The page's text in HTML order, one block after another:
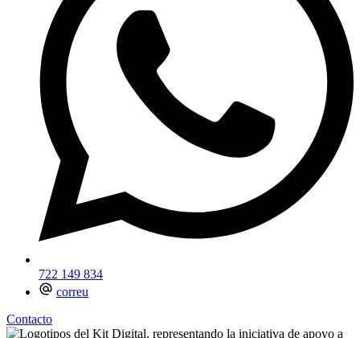
722 149 834
correu
Contacto